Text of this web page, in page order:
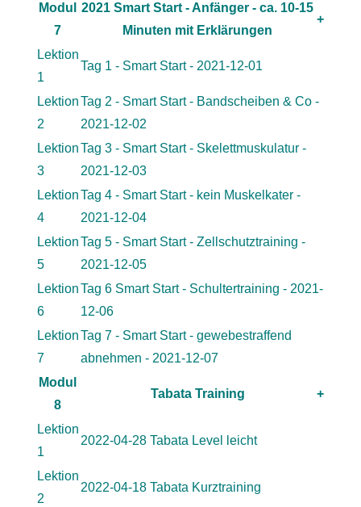
Modul
7
2021 Smart Start - Anfänger - ca. 10-15
Minuten mit Erklärungen
+
Lektion
1
Tag 1 - Smart Start - 2021-12-01
Lektion
2
Tag 2 - Smart Start - Bandscheiben & Co -
2021-12-02
Lektion
3
Tag 3 - Smart Start - Skelettmuskulatur -
2021-12-03
Lektion
4
Tag 4 - Smart Start - kein Muskelkater -
2021-12-04
Lektion
5
Tag 5 - Smart Start - Zellschutztraining -
2021-12-05
Lektion
6
Tag 6 Smart Start - Schultertraining - 2021-
12-06
Lektion
7
Tag 7 - Smart Start - gewebestraffend
abnehmen - 2021-12-07
Modul
8
Tabata Training +
Lektion
1
2022-04-28 Tabata Level leicht
Lektion
2
2022-04-18 Tabata Kurztraining